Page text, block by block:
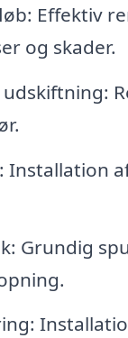
Effektiv
og skader.
Installation
Grundig